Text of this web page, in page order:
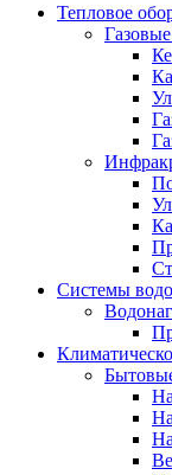
Тепловое
Системы